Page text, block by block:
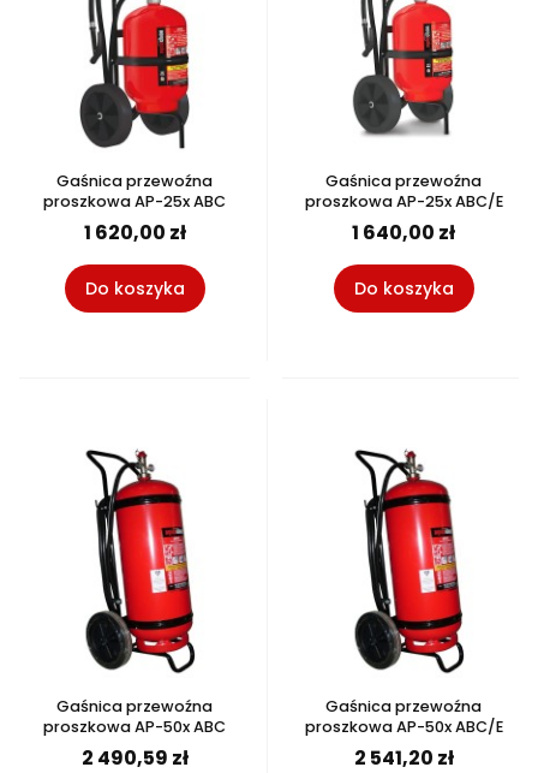
Gaśnica przewoźna
proszkowa AP-25x ABC
1 620,00 zł
Do koszyka
Gaśnica przewoźna
proszkowa AP-25x ABC/E
1 640,00 zł
Do koszyka
Gaśnica przewoźna
proszkowa AP-50x ABC
2 490,59 zł
Gaśnica przewoźna
proszkowa AP-50x ABC/E
2 541,20 zł